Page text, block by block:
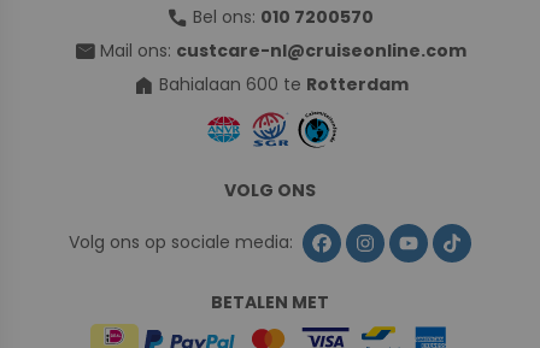
call Bel ons: 010 7200570
mail Mail ons: custcare-nl@cruiseonline.com
home Bahialaan 600 te Rotterdam
VOLG ONS
Volg ons op sociale media:
BETALEN MET